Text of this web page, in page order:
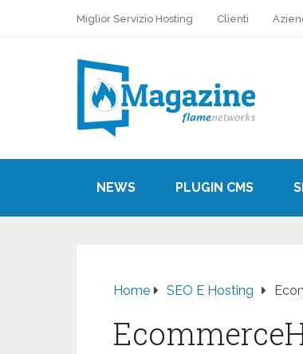
Miglior Servizio Hosting Clienti
NEWS PLUGIN CMS
Home SEO E Hosting